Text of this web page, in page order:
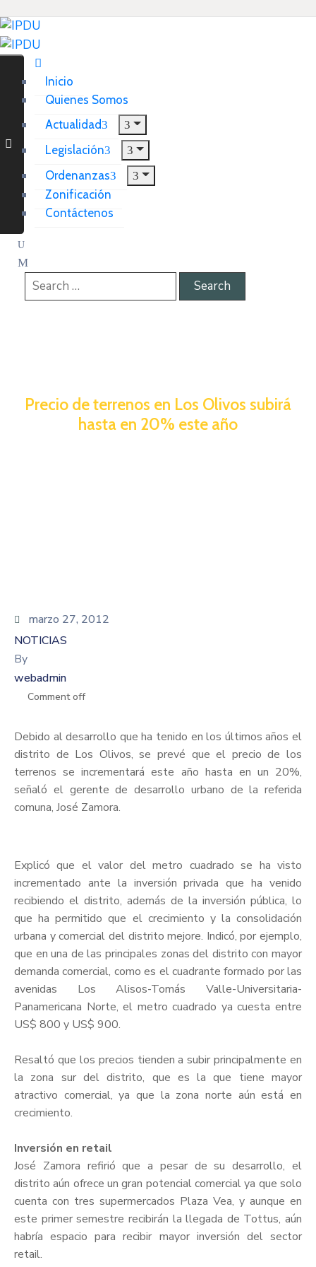
Inicio
Quienes Somos
Actualidad
Legislación
Ordenanzas
Zonificación
Contáctenos
Precio de terrenos en Los Olivos subirá
hasta en 20% este año
marzo 27, 2012
NOTICIAS
By
webadmin
Comment off
Debido al desarrollo que ha tenido en los últimos años el
distrito de Los Olivos, se prevé que el precio de los
terrenos se incrementará este año hasta en un 20%,
señaló el gerente de desarrollo urbano de la referida
comuna, José Zamora.
Explicó que el valor del metro cuadrado se ha visto
incrementado ante la inversión privada que ha venido
recibiendo el distrito, además de la inversión pública, lo
que ha permitido que el crecimiento y la consolidación
urbana y comercial del distrito mejore. Indicó, por ejemplo,
que en una de las principales zonas del distrito con mayor
demanda comercial, como es el cuadrante formado por las
avenidas Los Alisos-Tomás Valle-Universitaria-
Panamericana Norte, el metro cuadrado ya cuesta entre
US$ 800 y US$ 900.
Resaltó que los precios tienden a subir principalmente en
la zona sur del distrito, que es la que tiene mayor
atractivo comercial, ya que la zona norte aún está en
crecimiento.
Inversión en retail
José Zamora refirió que a pesar de su desarrollo, el
distrito aún ofrece un gran potencial comercial ya que solo
cuenta con tres supermercados Plaza Vea, y aunque en
este primer semestre recibirán la llegada de Tottus, aún
habría espacio para recibir mayor inversión del sector
retail.